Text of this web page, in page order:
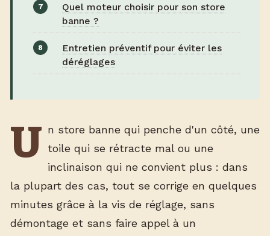
Quel moteur choisir pour son store
banne ?
Entretien préventif pour éviter les
déréglages
U n store banne qui penche d'un côté, une
toile qui se rétracte mal ou une
inclinaison qui ne convient plus : dans
la plupart des cas, tout se corrige en quelques
minutes grâce à la vis de réglage, sans
démontage et sans faire appel à un